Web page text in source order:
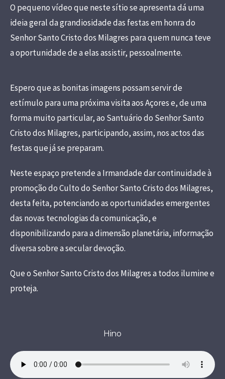
O pequeno vídeo que neste sítio se apresenta dá uma
ideia geral da grandiosidade das festas em honra do
Senhor Santo Cristo dos Milagres para quem nunca teve
a oportunidade de a elas assistir, pessoalmente.
Espero que as bonitas imagens possam servir de
estímulo para uma próxima visita aos Açores e, de uma
forma muito particular, ao Santuário do Senhor Santo
Cristo dos Milagres, participando, assim, nos actos das
festas que já se preparam.
Neste espaço pretende a Irmandade dar continuidade à
promoção do Culto do Senhor Santo Cristo dos Milagres,
desta feita, potenciando as oportunidades emergentes
das novas tecnologias da comunicação, e
disponibilizando para a dimensão planetária, informação
diversa sobre a secular devoção.
Que o Senhor Santo Cristo dos Milagres a todos ilumine e
proteja.
Hino